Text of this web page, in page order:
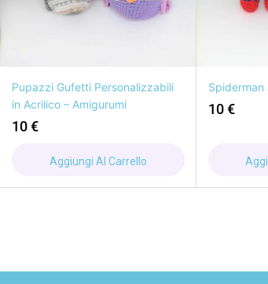
Pupazzi Gufetti Personalizzabili
in Acrilico – Amigurumi
10€
Aggiungi Al Carrello
Spiderman
10€